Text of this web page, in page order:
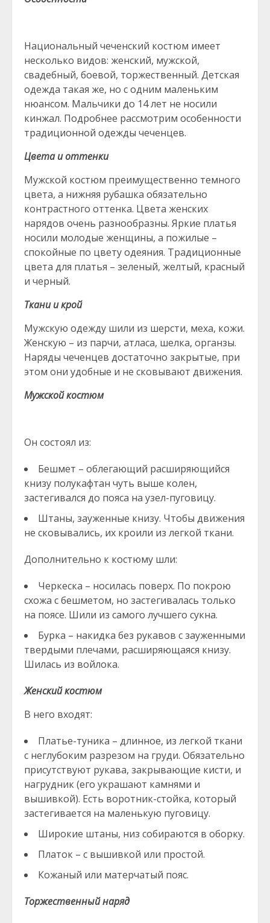
Национальный чеченский костюм имеет
несколько видов: женский, мужской,
свадебный, боевой, торжественный. Детская
одежда такая же, но с одним маленьким
нюансом. Мальчики до 14 лет не носили
кинжал. Подробнее рассмотрим особенности
традиционной одежды чеченцев.
Цвета и оттенки
Мужской костюм преимущественно темного
цвета, а нижняя рубашка обязательно
контрастного оттенка. Цвета женских
нарядов очень разнообразны. Яркие платья
носили молодые женщины, а пожилые –
спокойные по цвету одеяния. Традиционные
цвета для платья – зеленый, желтый, красный
и черный.
Ткани и крой
Мужскую одежду шили из шерсти, меха, кожи.
Женскую – из парчи, атласа, шелка, органзы.
Наряды чеченцев достаточно закрытые, при
этом они удобные и не сковывают движения.
Мужской костюм
Он состоял из:
Бешмет – облегающий расширяющийся
книзу полукафтан чуть выше колен,
застегивался до пояса на узел-пуговицу.
Штаны, зауженные книзу. Чтобы движения
не сковывались, их кроили из легкой ткани.
Дополнительно к костюму шли:
Черкеска – носилась поверх. По покрою
схожа с бешметом, но застегивалась только
на поясе. Шили из самого лучшего сукна.
Бурка – накидка без рукавов с зауженными
твердыми плечами, расширяющаяся книзу.
Шилась из войлока.
Женский костюм
В него входят:
Платье-туника – длинное, из легкой ткани
с неглубоким разрезом на груди. Обязательно
присутствуют рукава, закрывающие кисти, и
нагрудник (его украшают камнями и
вышивкой). Есть воротник-стойка, который
застегивается на маленькую пуговицу.
Широкие штаны, низ собираются в оборку.
Платок – с вышивкой или простой.
Кожаный или матерчатый пояс.
Торжественный наряд